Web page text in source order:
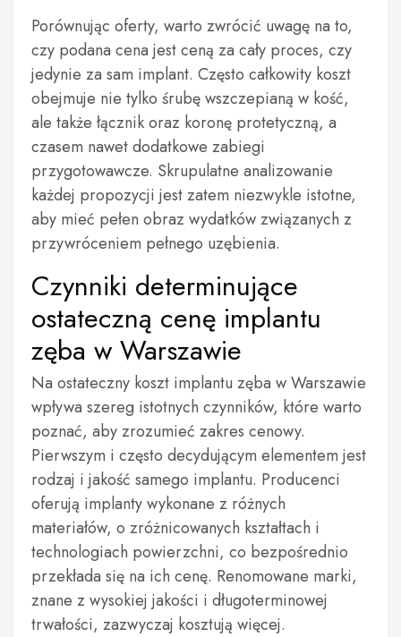
Porównując oferty, warto zwrócić uwagę na to,
czy podana cena jest ceną za cały proces, czy
jedynie za sam implant. Często całkowity koszt
obejmuje nie tylko śrubę wszczepianą w kość,
ale także łącznik oraz koronę protetyczną, a
czasem nawet dodatkowe zabiegi
przygotowawcze. Skrupulatne analizowanie
każdej propozycji jest zatem niezwykle istotne,
aby mieć pełen obraz wydatków związanych z
przywróceniem pełnego uzębienia.
Czynniki determinujące
ostateczną cenę implantu
zęba w Warszawie
Na ostateczny koszt implantu zęba w Warszawie
wpływa szereg istotnych czynników, które warto
poznać, aby zrozumieć zakres cenowy.
Pierwszym i często decydującym elementem jest
rodzaj i jakość samego implantu. Producenci
oferują implanty wykonane z różnych
materiałów, o zróżnicowanych kształtach i
technologiach powierzchni, co bezpośrednio
przekłada się na ich cenę. Renomowane marki,
znane z wysokiej jakości i długoterminowej
trwałości, zazwyczaj kosztują więcej.